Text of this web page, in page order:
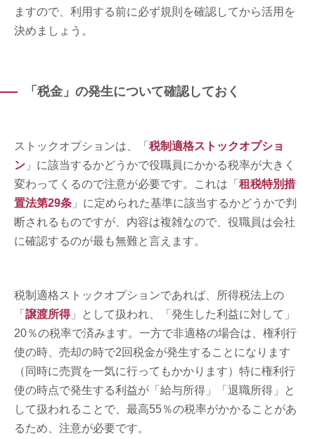
ますので、利用する前に必ず規則を確認してから活用を
決めましょう。
「税金」の発生について確認しておく
ストックオプションは、「 税制適格ストックオプショ
ン 」に該当するかどうかで役職員にかかる税率が大きく
変わってくるので注意が必要です。これは「 租税特別措
置法第29条 」に定められた基準に該当するかどうかで判
断されるものですが、内容は複雑なので、役職員は会社
に確認するのが最も無難と言えます。
税制適格ストックオプションであれば、所得税法上の
「 譲渡所得」として扱われ、「発生した利益に対して」
20％の税率で済みます。一方で非適格の場合は、権利行
使の時、売却の時で2回税金が発生することになります
（同時に売買を一気に行ってもかかります）特に権利行
使の時点で発生する利益が「給与所得」「退職所得」と
して扱われることで、最高55％の税率がかかることがあ
るため、注意が必要です。